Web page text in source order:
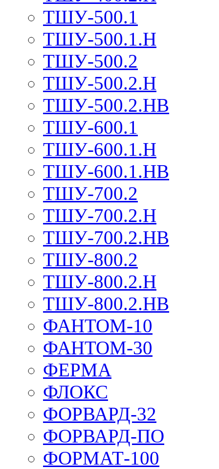
ТШУ-500.1
ТШУ-500.1.Н
ТШУ-500.2
ТШУ-500.2.Н
ТШУ-500.2.НВ
ТШУ-600.1
ТШУ-600.1.Н
ТШУ-600.1.НВ
ТШУ-700.2
ТШУ-700.2.Н
ТШУ-700.2.НВ
ТШУ-800.2
ТШУ-800.2.Н
ТШУ-800.2.НВ
ФАНТОМ-10
ФАНТОМ-30
ФЕРМА
ФЛОКС
ФОРВАРД-32
ФОРВАРД-ПО
ФОРМАТ-100